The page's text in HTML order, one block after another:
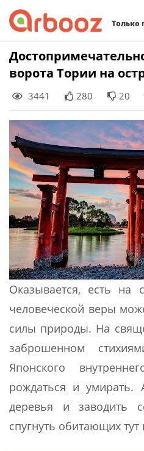
Только
Skip
to
content
ворота Тории на
3441 280 20
Оказывается, есть на
человеческой веры
силы природы. На
заброшенном
Японского
рождаться и умирать.
деревья и заводить
спугнуть обитающих тут
Найти: